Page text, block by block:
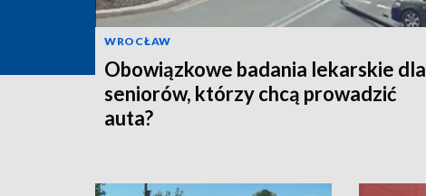
WROCŁAW
Obowiązkowe badania lekarskie dla
seniorów, którzy chcą prowadzić
auta?